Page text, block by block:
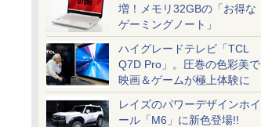
増！メモリ32GBの「お得な
ゲーミングノート」
ハイグレードテレビ「TCL
Q7D Pro」。圧巻の色彩美で
映画＆ゲームが極上体験に
レイズのパワーデザインホイ
ール「M6」に新色登場!!